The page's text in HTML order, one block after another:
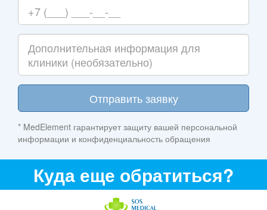
Отправить заявку
* MedElement гарантирует защиту вашей персональной
информации и конфиденциальность обращения
Куда еще обратиться?